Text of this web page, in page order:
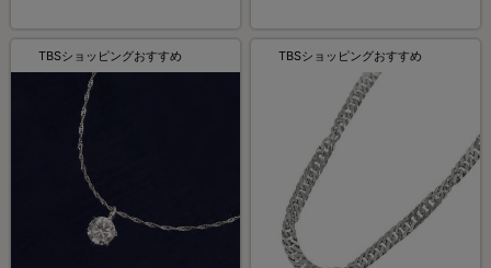
TBSショッピングおすすめ TBSショッピングおすすめ